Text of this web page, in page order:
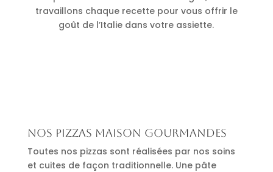
travaillons chaque recette pour vous offrir le
goût de l’Italie dans votre assiette.
Nos pizzas maison gourmandes
Toutes nos pizzas sont réalisées par nos soins
et cuites de façon traditionnelle. Une pâte